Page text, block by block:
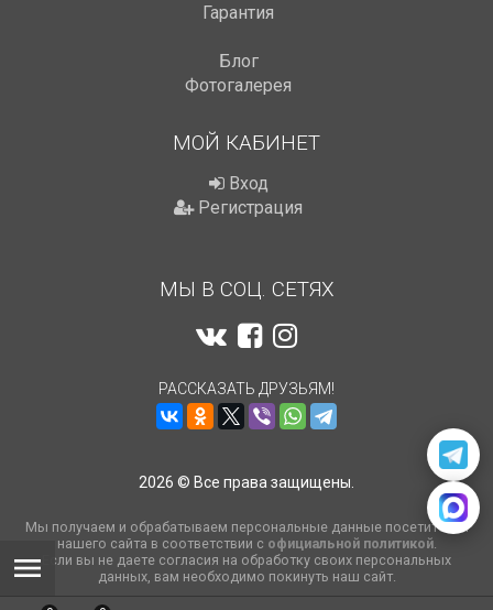
Гарантия
Блог
Фотогалерея
МОЙ КАБИНЕТ
Вход
Регистрация
МЫ В СОЦ. СЕТЯХ
РАССКАЗАТЬ ДРУЗЬЯМ!
2026 © Все права защищены.
Мы получаем и обрабатываем персональные данные посетителей
нашего сайта в соответствии с официальной политикой.
Если вы не даете согласия на обработку своих персональных
данных, вам необходимо покинуть наш сайт.